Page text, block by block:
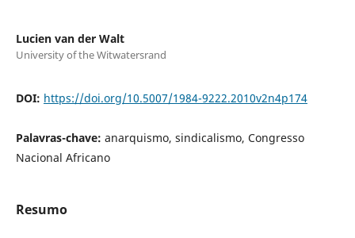
Lucien van der Walt
University of the Witwatersrand
DOI: https://doi.org/10.5007/1984-9222.2010v2n4p174
Palavras-chave: anarquismo, sindicalismo, Congresso
Nacional Africano
Resumo